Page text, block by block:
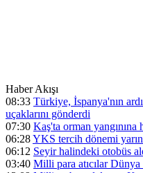
Haber Akışı
08:33 Türkiye, İspanya'nın
uçaklarını gönderdi
07:30 Kaş'ta orman
06:28YKS tercih dönemi
06:12 Seyir halindeki otobüs
03:40 Milli para atıcılar Dünya